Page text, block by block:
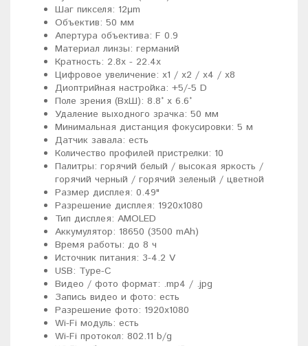
Шаг пикселя: 12μm
Объектив: 50 мм
Апертура объектива: F 0.9
Материал линзы: германий
Кратность: 2.8x - 22.4x
Цифровое увеличение: x1 / x2 / x4 / x8
Диоптрийная настройка: +5/-5 D
Поле зрения (ВхШ): 8.8° x 6.6°
Удаление выходного зрачка: 50 мм
Минимальная дистанция фокусировки: 5 м
Датчик завала: есть
Количество профилей пристрелки: 10
Палитры: горячий белый / высокая яркость /
горячий черный / горячий зеленый / цветной
Размер дисплея: 0.49"
Разрешение дисплея: 1920x1080
Тип дисплея: AMOLED
Аккумулятор: 18650 (3500 mAh)
Время работы: до 8 ч
Источник питания: 3-4.2 V
USB: Type-C
Видео / фото формат: .mp4 / .jpg
Запись видео и фото: есть
Разрешение фото: 1920x1080
Wi-Fi модуль: есть
Wi-Fi протокол: 802.11 b/g